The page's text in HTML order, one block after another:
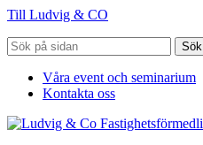
Till Ludvig & CO
Sök
Våra event och seminarium
Kontakta oss